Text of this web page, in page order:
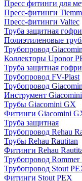
Пресс фитинги для
Пресс-фитинги
Пресс-фитинги Valtec
Труба защитная
Полиэтиленовые
Трубопровод
Коллекторы Uponor
Труба защитная
Трубопровод FV-Plast
Трубопровод
Инструмент
Трубы Giacomini GX
Фитинги Giacomini
Труба защитная
Трубопровод Rehau
Трубы Rehau Rautitan
Фитинги Rehau
Трубопровод Rommer
Трубопровод Stout
Фитинги Stout PEX